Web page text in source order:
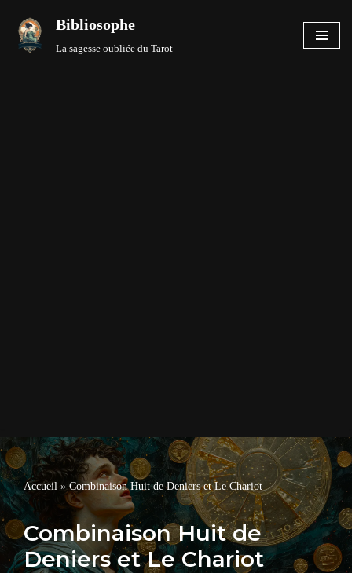
Aller
Bibliosophe
La sagesse oubliée du Tarot
Accueil » Combinaison Huit de Deniers et Le Chariot
Combinaison Huit de
Deniers et Le Chariot